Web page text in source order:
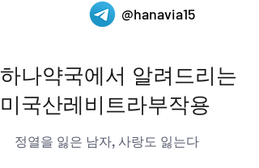
@hanavia15
하나약국에서 알려드리는
미국산레비트라부작용
정열을 잃은 남자, 사랑도 잃는다